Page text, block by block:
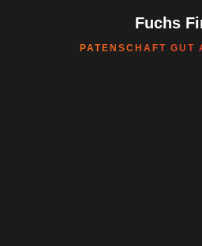
Fuchs
PATENSCHAFT GUT